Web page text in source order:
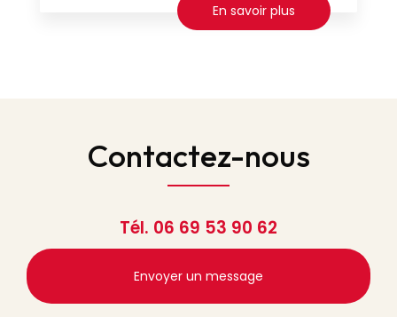
En savoir plus
Contactez-nous
Tél. 06 69 53 90 62
Envoyer un message